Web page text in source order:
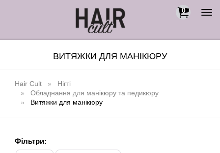
0
ВИТЯЖКИ ДЛЯ МАНІКЮРУ
Hair Cult
Нігті
Обладнання для манікюру та педикюру
Витяжки для манікюру
Фільтри: